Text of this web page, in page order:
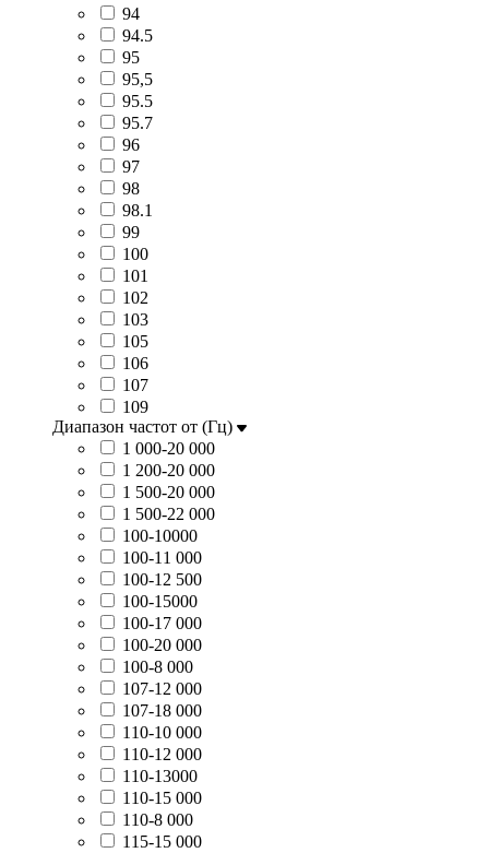
94
94.5
95
95,5
95.5
95.7
96
97
98
98.1
99
100
101
102
103
105
106
107
109
Диапазон частот от (Гц)
1 000-20 000
1 200-20 000
1 500-20 000
1 500-22 000
100-10000
100-11 000
100-12 500
100-15000
100-17 000
100-20 000
100-8 000
107-12 000
107-18 000
110-10 000
110-12 000
110-13000
110-15 000
110-8 000
115-15 000